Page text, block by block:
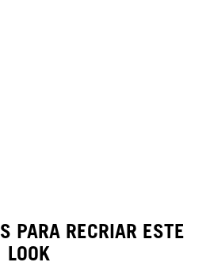
PARA RECRIAR ESTE
LOOK